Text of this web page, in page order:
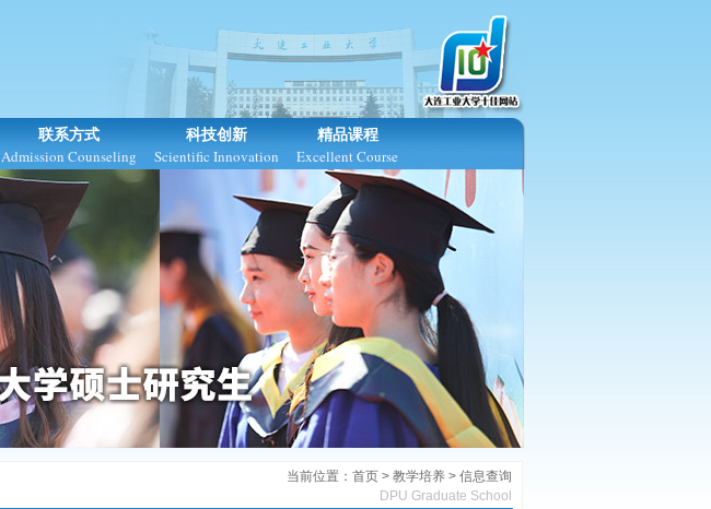
联系方式
Admission Counseling
科技创新
Scientific Innovation
精品课程
Excellent Course
当前位置： 首页 > 教学培养 > 信息查询
DPU Graduate School